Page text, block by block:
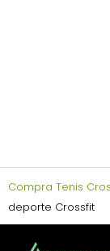
Compra Tenis
deporte Crossfit